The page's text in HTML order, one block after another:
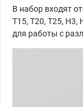
В набор входят
T15, T20, T25,
для работы с